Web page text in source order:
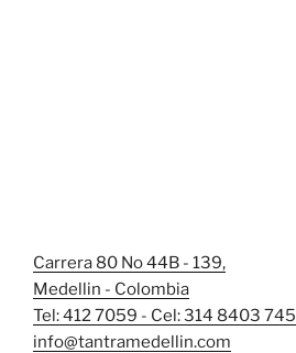
Carrera 80 No 44B - 139,
Medellin - Colombia
Tel: 412 7059 - Cel: 314 8403 745
info@tantramedellin.com